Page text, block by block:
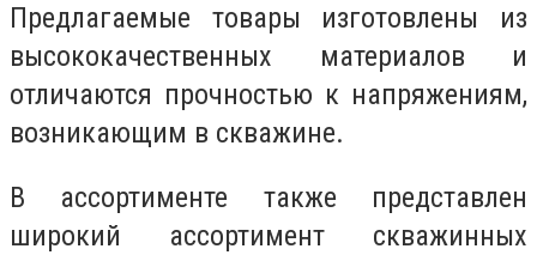
Предлагаемые товары изготовлены из
высококачественных материалов и
отличаются прочностью к напряжениям,
возникающим в скважине.
В ассортименте также представлен
широкий ассортимент скважинных